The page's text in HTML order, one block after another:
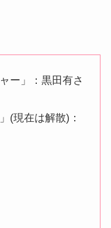
ー」：黒田有さ
(現在は解散)：